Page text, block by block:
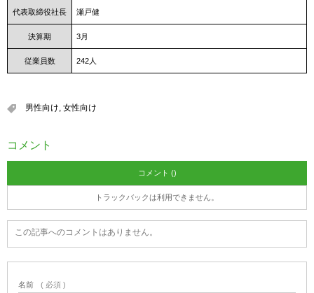
代表取締役社長 瀬戸健
決算期 3月
従業員数 242人
男性向け, 女性向け
コメント
コメント ()
トラックバックは利用できません。
この記事へのコメントはありません。
名前 ( 必須 )